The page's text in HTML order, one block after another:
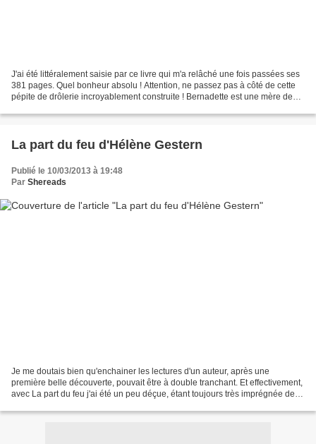
J'ai été littéralement saisie par ce livre qui m'a relâché une fois passées ses
381 pages. Quel bonheur absolu ! Attention, ne passez pas à côté de cette
pépite de drôlerie incroyablement construite ! Bernadette est une mère de
La part du feu d'Hélène Gestern
Publié le 10/03/2013 à 19:48
Par Shereads
Je me doutais bien qu'enchainer les lectures d'un auteur, après une
première belle découverte, pouvait être à double tranchant. Et effectivement,
avec La part du feu j'ai été un peu déçue, étant toujours très imprégnée de la